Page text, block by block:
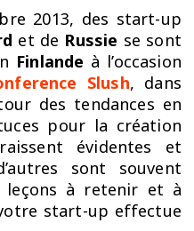
2013, des start-up
et de Russie se sont
Finlande à l’occasion
Slush, dans
des tendances en
pour la création
évidentes et
sont souvent
leçons à retenir et à
start-up effectue